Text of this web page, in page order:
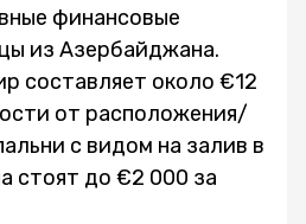
финансовые
из Азербайджана.
составляет около €12
от расположения/
с видом на залив в
стоят до €2 000 за